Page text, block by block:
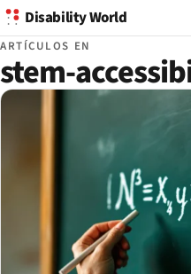
Disability World
ARTÍCULOS EN
stem-